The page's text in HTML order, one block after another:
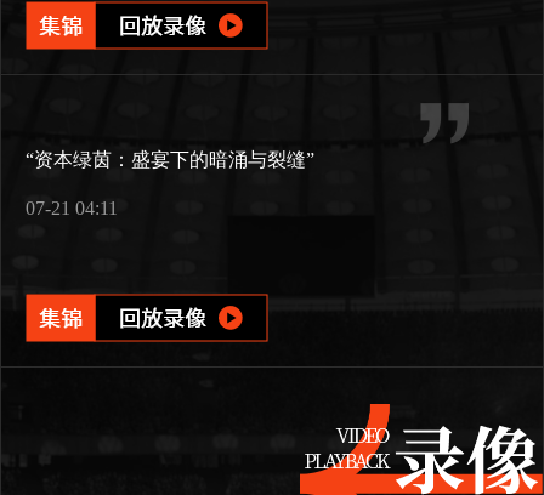
“资本绿茵：盛宴下的暗涌与裂缝”
07-21 04:11